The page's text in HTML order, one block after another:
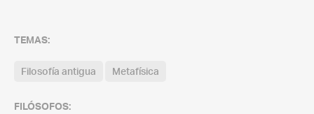
TEMAS:
Filosofía antigua Metafísica
FILÓSOFOS: